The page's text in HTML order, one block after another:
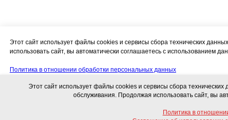
Этот сайт использует файлы cookies и сервисы сбора технических
использовать сайт, вы автоматически соглашаетесь с использованием
Политика в отношении обработки персональных данных
Соглашение об использовании сайта и использовании персональных
Этот сайт использует файлы cookies и сервисы сбора
обслуживания. Продолжая использовать сайт, вы
Политика в